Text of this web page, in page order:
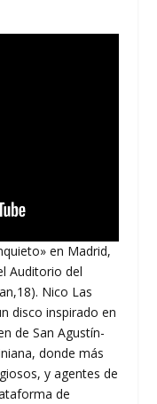
en Madrid,
Auditorio del
Nico Las
disco inspirado en
de San Agustín-
donde más
y agentes de
de